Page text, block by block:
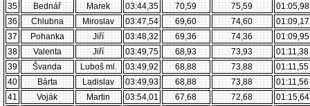
35
Bednář Marek 03:44,35 70,59 75,59
01:05,98
36
Chlubna Miroslav 03:47,54 69,60 74,60
01:09,17
37
Pohanka Jiří 03:48,32 69,36 74,36
01:09,95
38
Valenta Jiří 03:49,75 68,93 73,93
01:11,38
39
Švanda Luboš ml. 03:49,92 68,88 73,88
01:11,55
40
Bárta Ladislav 03:49,93 68,88 73,88
01:11,56
41
Voják Martin 03:54,01 67,68 72,68
01:15,64